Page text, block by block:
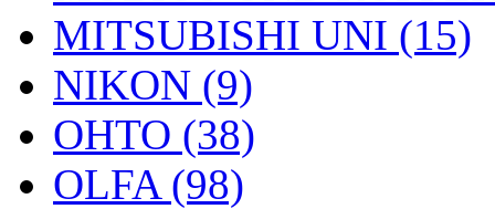
MITSUBISHI UNI (15)
NIKON (9)
OHTO (38)
OLFA (98)